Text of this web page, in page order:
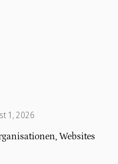
1, 2026
Websites